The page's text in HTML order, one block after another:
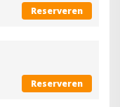
Reserveren
Reserveren